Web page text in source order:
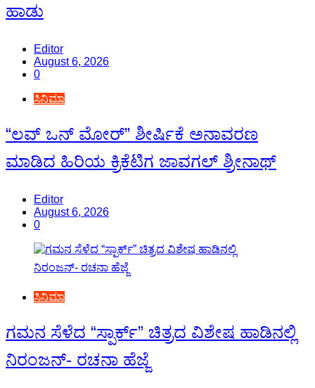
ಹಾಡು
Editor
August 6, 2026
0
ಸಿನಿಮಾ
“ಲವ್ ಒನ್ ಮೋರ್” ಶೀರ್ಷಿಕೆ ಅನಾವರಣ
ಮಾಡಿದ ಹಿರಿಯ ಕ್ರಿಕೆಟಿಗ ಜಾವಗಲ್ ಶ್ರೀನಾಥ್
Editor
August 6, 2026
0
ಸಿನಿಮಾ
ಗಮನ ಸೆಳೆದ “ಸ್ಪಾರ್ಕ್” ಚಿತ್ರದ ವಿಶೇಷ ಹಾಡಿನಲ್ಲಿ
ನಿರಂಜನ್- ರಚನಾ ಹೆಜ್ಜೆ